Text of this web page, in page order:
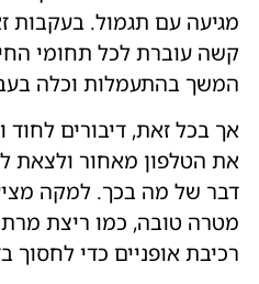
מגיעה עם תגמול. בעקבות
קשה עוברת לכל תחומי
המשך בהתעמלות וכלה
אך בכל זאת, דיבורים
את הטלפון מאחור ולצאת
דבר של מה בכך. למקה
מטרה טובה, כמו ריצת
רכיבת אופניים כדי לחסוך